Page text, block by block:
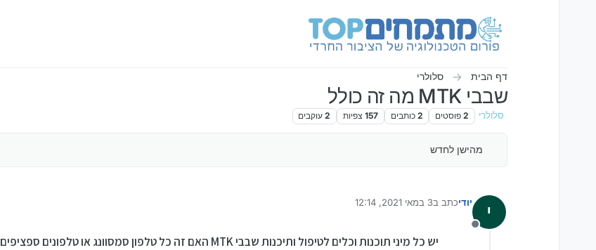
דף הבית סלולרי
שבבי MTK מה זה כולל
סלולרי 2 פוסטים 2 כותבים 157 צפיות 2 עוקבים
מהישן לחדש
י
מנותק
יודיכתב ב3 במאי 2021, 12:14
נערך לאחרונה על ידי
יש כל מיני תוכנות וכלים לטיפול ותיכנות שבבי MTK האם זה כל טלפון סמסוונג או טלפונים ספציפים ?